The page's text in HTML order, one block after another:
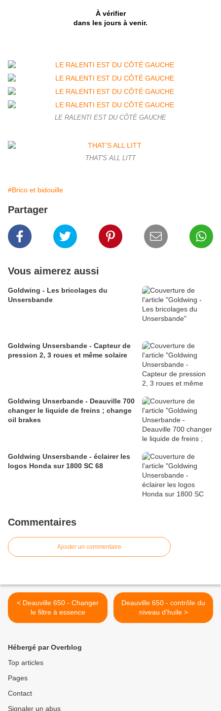
À vérifier
dans les jours à venir.
LE RALENTI EST DU CÔTÉ GAUCHE
THAT'S ALL LITT
#Brico et bidouille
Partager
Vous aimerez aussi
Goldwing - Les bricolages du
Unsersbande
Goldwing Unsersbande - Capteur de
pression 2, 3 roues et même solaire
Goldwing Unserbande - Deauville 700
changer le liquide de freins ; change
oil brakes
Goldwing Unsersbande - éclairer les
logos Honda sur 1800 SC 68
Commentaires
Ajouter un commentaire
< Deauville 650 - Changer
le filtre à essence
Deauville 650 - contrôle du
niveau d'huile >
Hébergé par Overblog
Top articles
Pages
Contact
Signaler un abus